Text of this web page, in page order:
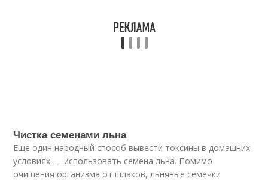
Чистка семенами льна
Еще один народный способ вывести токсины в домашних
условиях — использовать семена льна. Помимо
очищения организма от шлаков, льняные семечки